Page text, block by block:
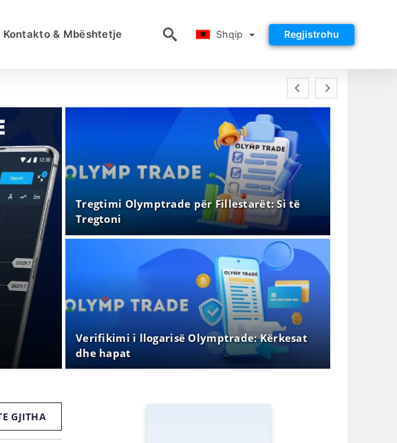
Kontakto & Mbështetje Shqip Regjistrohu
Tregtimi Olymptrade për Fillestarët: Si të
Tregtoni
Verifikimi i llogarisë Olymptrade: Kërkesat
dhe hapat
GJITHA